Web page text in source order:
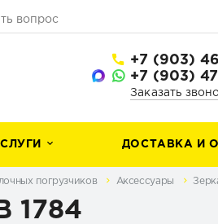
вопрос
+7 (903)
+7 (903)
Заказать
ДОСТАВКА И
погрузчиков Аксессуары
1784